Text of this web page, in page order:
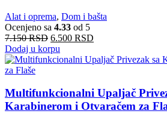
Alat i oprema, Dom i bašta
Ocenjeno sa 4.33 od 5
7.150RSD 6.500 RSD
Dodaj u korpu
Multifunkcionalni Upaljač
Karabinerom i Otvaračem za